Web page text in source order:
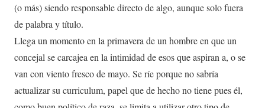
(o más) siendo responsable directo de algo, aunque solo fuera
de palabra y título.
Llega un momento en la primavera de un hombre en que un
concejal se carcajea en la intimidad de esos que aspiran a, o se
van con viento fresco de mayo. Se ríe porque no sabría
actualizar su curriculum, papel que de hecho no tiene pues él,